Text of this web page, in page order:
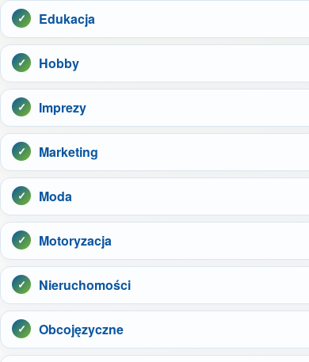
Edukacja
Hobby
Imprezy
Marketing
Moda
Motoryzacja
Nieruchomości
Obcojęzyczne